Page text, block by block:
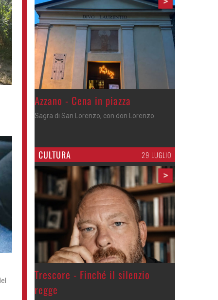
Gli appuntamenti fino a sabato
Cosa fare questi giorni nel Cremasco
CULTURA 29 LUGLIO
>
Trescore - Finché il silenzio
regge